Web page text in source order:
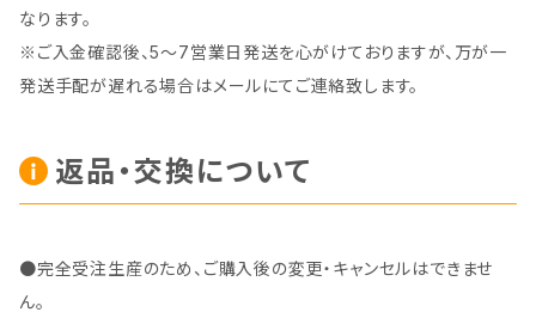
なります。
※ご入金確認後、5～7営業日発送を心がけておりますが、万が一
発送手配が遅れる場合はメールにてご連絡致します。
返品・交換について
●完全受注生産のため、ご購入後の変更・キャンセルはできませ
ん。